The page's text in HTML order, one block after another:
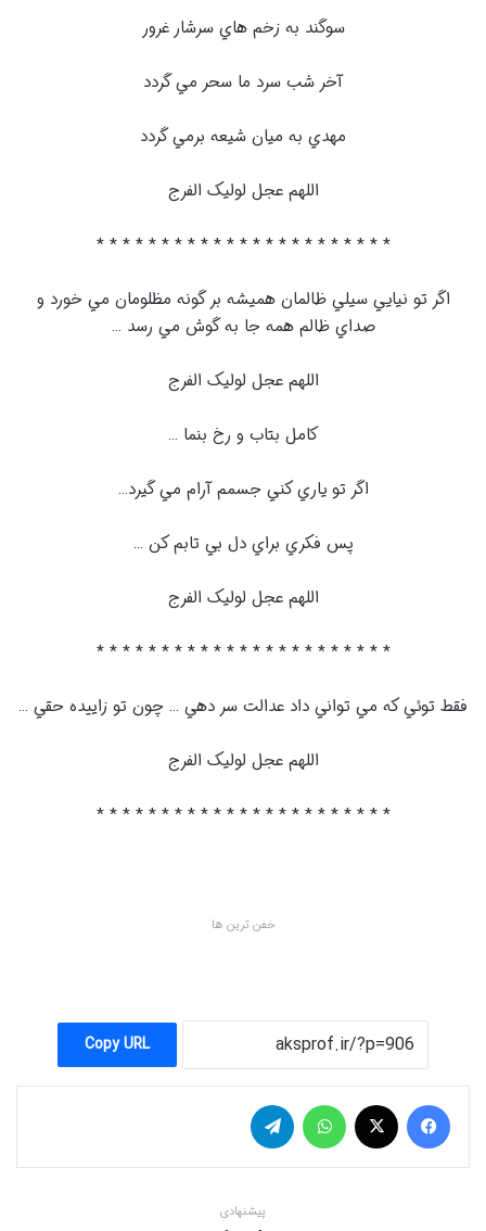
سوگند به زخم هاي سرشار غرور
آخر شب سرد ما سحر مي گردد
مهدي به ميان شيعه برمي گردد
اللهم عجل لوليک الفرج
* * * * * * * * * * * * * * * * * * * * * * *
اگر تو نيايي سيلي ظالمان هميشه بر گونه مظلومان مي خورد و
صداي ظالم همه جا به گوش مي رسد …
اللهم عجل لوليک الفرج
کامل بتاب و رخ بنما …
اگر تو ياري کني جسمم آرام مي گيرد…
پس فکري براي دل بي تابم کن …
اللهم عجل لوليک الفرج
* * * * * * * * * * * * * * * * * * * * * * *
فقط توئي که مي تواني داد عدالت سر دهي … چون تو زاييده حقي …
اللهم عجل لوليک الفرج
* * * * * * * * * * * * * * * * * * * * * * *
خفن ترین ها
Copy URL
فیس بوک
پیشنهادی